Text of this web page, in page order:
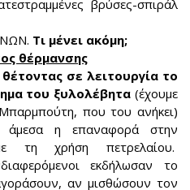
βρύσες-σπιράλ
Τι μένει ακόμη;
θέρμανσης
θέτοντας σε λειτουργία το
του ξυλολέβητα (έχουμε
που του ανήκει)
άμεσα η επαναφορά στην
τη χρήση πετρελαίου.
εκδήλωσαν το
αν μισθώσουν τον